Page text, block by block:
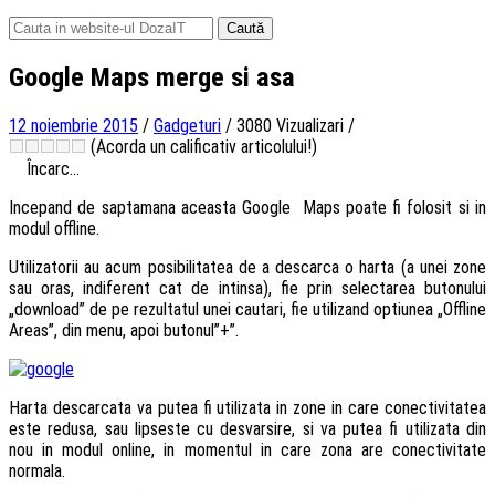
Caută
după:
Google Maps merge si asa
12 noiembrie 2015 / Gadgeturi / 3080 Vizualizari /
(Acorda un calificativ articolului!)
Încarc...
Incepand de saptamana aceasta Google Maps poate fi folosit si in
modul offline.
Utilizatorii au acum posibilitatea de a descarca o harta (a unei zone
sau oras, indiferent cat de intinsa), fie prin selectarea butonului
„download” de pe rezultatul unei cautari, fie utilizand optiunea „Offline
Areas”, din menu, apoi butonul”+”.
Harta descarcata va putea fi utilizata in zone in care conectivitatea
este redusa, sau lipseste cu desvarsire, si va putea fi utilizata din
nou in modul online, in momentul in care zona are conectivitate
normala.